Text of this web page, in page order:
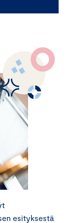
esityksestä